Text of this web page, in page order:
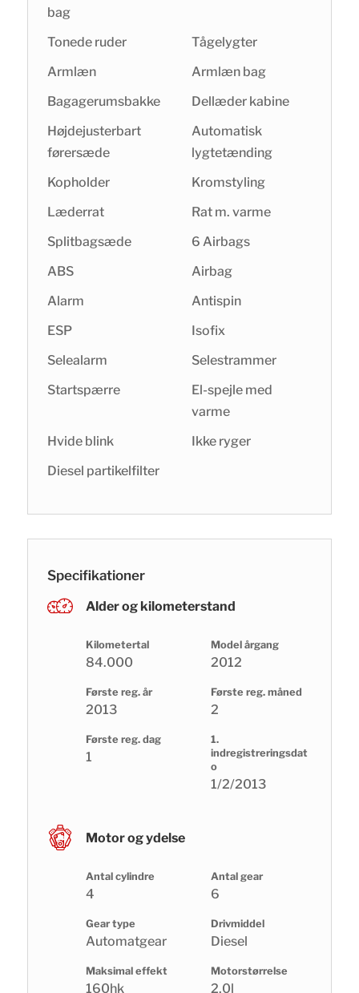
bag
Tonede ruder
Tågelygter
Armlæn
Armlæn bag
Bagagerumsbakke
Dellæder kabine
Højdejusterbart
førersæde
Automatisk
lygtetænding
Kopholder
Kromstyling
Læderrat
Rat m. varme
Splitbagsæde
6 Airbags
ABS
Airbag
Alarm
Antispin
ESP
Isofix
Selealarm
Selestrammer
Startspærre
El-spejle med
varme
Hvide blink
Ikke ryger
Diesel partikelfilter
Specifikationer
Alder og kilometerstand
Kilometertal
84.000
Model årgang
2012
Første reg. år
2013
Første reg. måned
2
Første reg. dag
1
1.
indregistreringsdat
o
1/2/2013
Motor og ydelse
Antal cylindre
4
Antal gear
6
Gear type
Automatgear
Drivmiddel
Diesel
Maksimal effekt
160hk
Motorstørrelse
2,0l